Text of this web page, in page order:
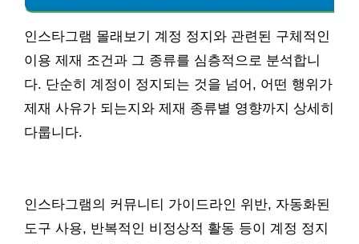
인스타그램 몰래보기 계정 정지와 관련된 구체적인
이용 제재 조건과 그 종류를 심층적으로 분석합니
다. 단순히 계정이 정지되는 것을 넘어, 어떤 행위가
제재 사유가 되는지와 제재 종류별 영향까지 상세히
다룹니다.
인스타그램의 커뮤니티 가이드라인 위반, 자동화된
도구 사용, 반복적인 비정상적 활동 등이 계정 정지